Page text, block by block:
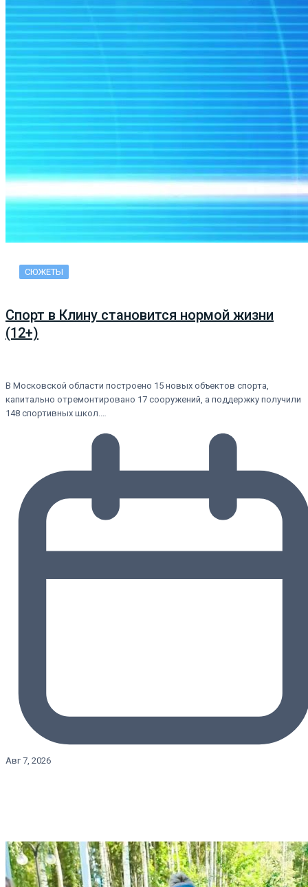
СЮЖЕТЫ
Спорт в Клину становится нормой жизни
(12+)
В Московской области построено 15 новых объектов спорта,
капитально отремонтировано 17 сооружений, а поддержку получили
148 спортивных школ.…
Авг 7, 2026